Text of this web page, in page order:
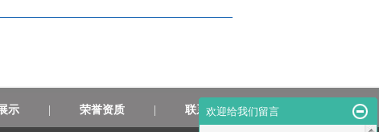
示| 荣誉资质| 联系我们欢迎给我们留言